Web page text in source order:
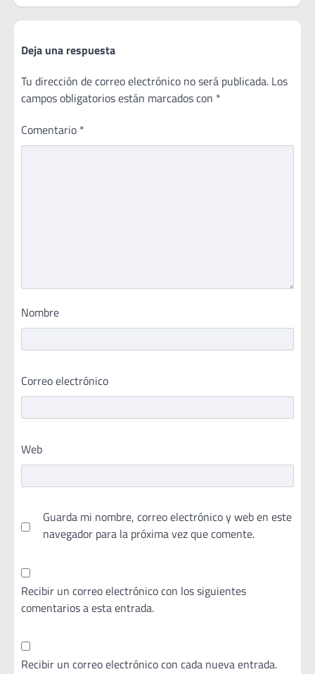
Deja una respuesta
Tu dirección de correo electrónico no será publicada. Los
campos obligatorios están marcados con *
Comentario *
Nombre
Correo electrónico
Web
Guarda mi nombre, correo electrónico y web en este
navegador para la próxima vez que comente.
Recibir un correo electrónico con los siguientes
comentarios a esta entrada.
Recibir un correo electrónico con cada nueva entrada.